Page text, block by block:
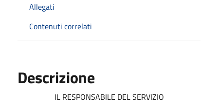
Allegati
Contenuti correlati
Descrizione
IL RESPONSABILE DEL SERVIZIO